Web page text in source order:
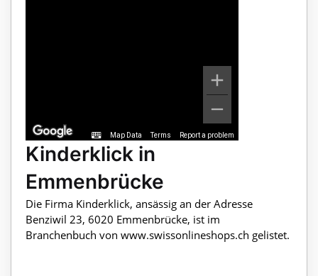
Map Data Terms Report a problem
Kinderklick in
Emmenbrücke
Die Firma Kinderklick, ansässig an der Adresse
Benziwil 23, 6020 Emmenbrücke, ist im
Branchenbuch von www.swissonlineshops.ch gelistet.